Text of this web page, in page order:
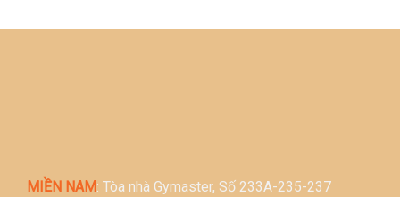
MIỀN NAM: Tòa nhà Gymaster, Số 233A-235-237